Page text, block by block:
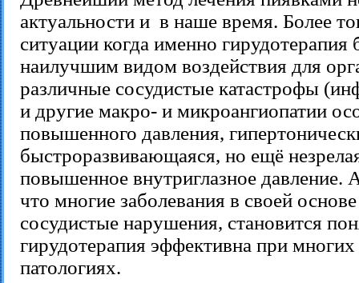
актуальности и в наше время. Более
ситуации когда именно гирудотерапия
наилучшим видом воздействия для
различные сосудистые катастрофы
и другие макро- и микроангиопатии
повышенного давления,
быстроразвивающаяся, но ещё
повышенное внутриглазное давление.
что многие заболевания в своей
сосудистые нарушения, становится
гирудотерапия эффективна при
патологиях.